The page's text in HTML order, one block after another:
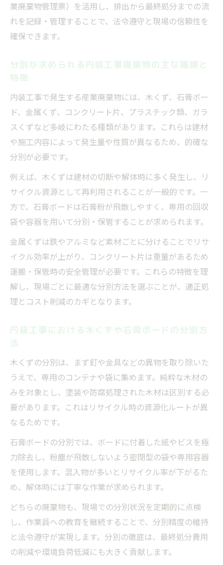
業廃棄物管理票）を活用し、排出から最終処分までの流
れを記録・管理することで、法令遵守と現場の信頼性を
確保できます。
分別が求められる内装工事廃棄物の主な種類と
特徴
内装工事で発生する産業廃棄物には、木くず、石膏ボー
ド、金属くず、コンクリート片、プラスチック類、ガラ
スくずなど多岐にわたる種類があります。これらは建材
や施工内容によって発生量や性質が異なるため、的確な
分別が必要です。
例えば、木くずは建材の切断や解体時に多く発生し、リ
サイクル資源として再利用されることが一般的です。一
方で、石膏ボードは石膏粉が飛散しやすく、専用の回収
袋や容器を用いて分別・保管することが求められます。
金属くずは鉄やアルミなど素材ごとに分けることでリサ
イクル効率が上がり、コンクリート片は重量があるため
運搬・保管時の安全管理が必要です。これらの特徴を理
解し、現場ごとに最適な分別方法を選ぶことが、適正処
理とコスト削減のカギとなります。
内装工事における木くずや石膏ボードの分別方
法
木くずの分別は、まず釘や金具などの異物を取り除いた
うえで、専用のコンテナや袋に集めます。純粋な木材の
みを対象とし、塗装や防腐処理された木材は区別する必
要があります。これはリサイクル時の資源化ルートが異
なるためです。
石膏ボードの分別では、ボードに付着した紙やビスを極
力除去し、粉塵が飛散しないよう密閉型の袋や専用容器
を使用します。混入物が多いとリサイクル率が下がるた
め、解体時には丁寧な作業が求められます。
どちらの廃棄物も、現場での分別状況を定期的に点検
し、作業員への教育を継続することで、分別精度の維持
と法令遵守が実現します。分別の徹底は、最終処分費用
の削減や環境負荷低減にも大きく貢献します。